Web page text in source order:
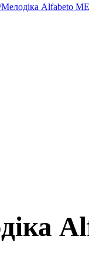
Мелодіка Alfabeto